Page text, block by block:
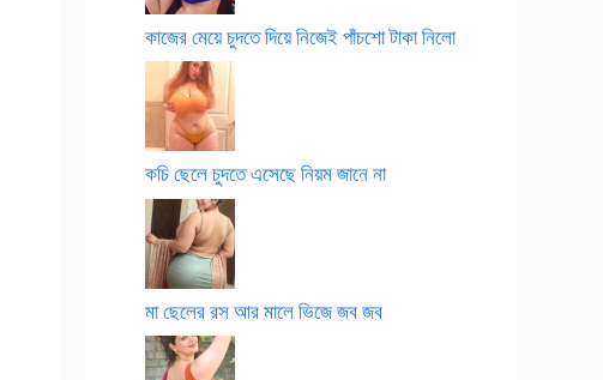
কাজের মেয়ে চুদতে দিয়ে নিজেই পাঁচশো টাকা নিলো
কচি ছেলে চুদতে এসেছে নিয়ম জানে না
মা ছেলের রস আর মালে ভিজে জব জব